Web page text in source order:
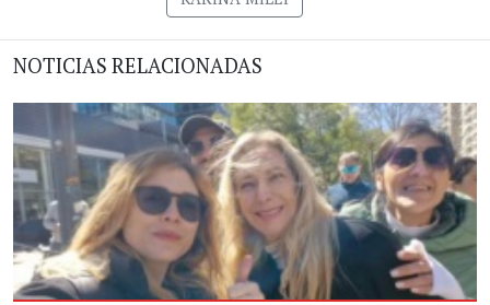
NOTICIAS RELACIONADAS